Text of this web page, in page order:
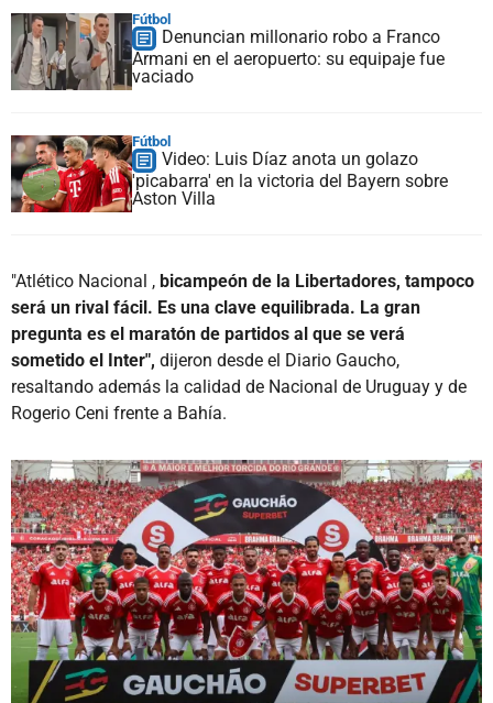
Fútbol
Denuncian millonario robo a Franco
Armani en el aeropuerto: su equipaje fue
vaciado
Fútbol
Video: Luis Díaz anota un golazo
'picabarra' en la victoria del Bayern sobre
Aston Villa
"Atlético Nacional , bicampeón de la Libertadores, tampoco
será un rival fácil. Es una clave equilibrada. La gran
pregunta es el maratón de partidos al que se verá
sometido el Inter", dijeron desde el Diario Gaucho,
resaltando además la calidad de Nacional de Uruguay y de
Rogerio Ceni frente a Bahía.